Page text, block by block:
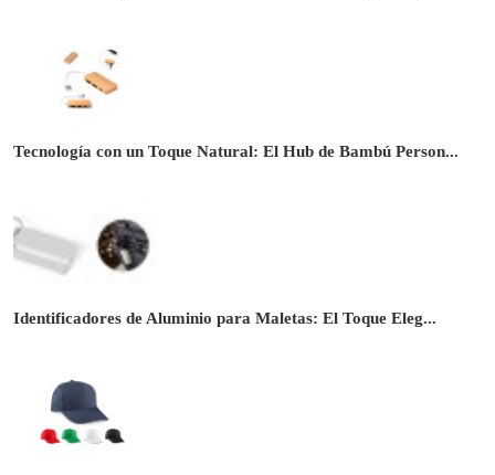
Tecnología con un Toque Natural: El Hub de Bambú Person...
Identificadores de Aluminio para Maletas: El Toque Eleg...